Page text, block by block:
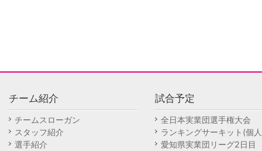
チーム紹介
チームスローガン
スタッフ紹介
選手紹介
試合予定
全日本実業団選手権大会
ランキングサーキット(個
愛知県実業団リーグ2日目